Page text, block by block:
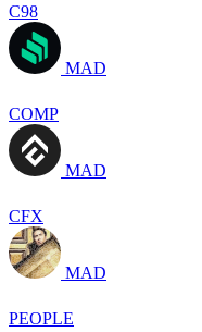
C98
MAD
COMP
MAD
CFX
MAD
PEOPLE